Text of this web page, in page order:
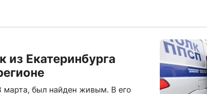
из Екатеринбурга
был найден живым. В его